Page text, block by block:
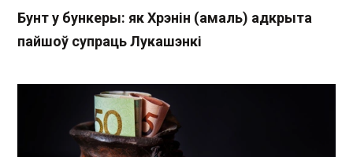
Бунт у бункеры: як Хрэнін (амаль) адкрыта
пайшоў супраць Лукашэнкі